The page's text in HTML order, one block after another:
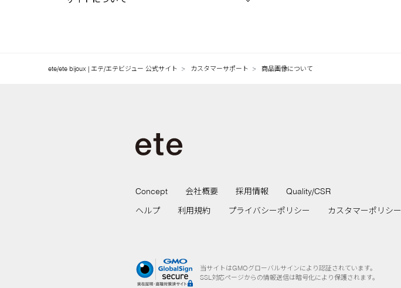
ete/ete bijoux | エテ/エテビジュー 公式サイト カスタマーサポート 商品画像について
Concept 会社概要 採用情報
Quality/CSR
ヘルプ
利用規約 プライバシーポリシー カスタマーポリシー
当サイトはGMOグローバルサインにより認証されています。
SSL対応ページからの情報送信は暗号化により保護されます。